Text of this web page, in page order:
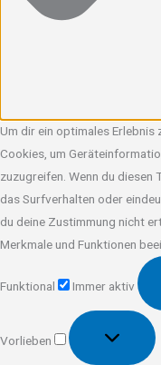
Um dir ein optimales Erlebnis
Cookies, um
zuzugreifen. Wenn du diesen
das Surfverhalten oder
du deine Zustimmung nicht
Merkmale und Funktionen
Funktional
Immer aktiv
Vorlieben
Vorlieben